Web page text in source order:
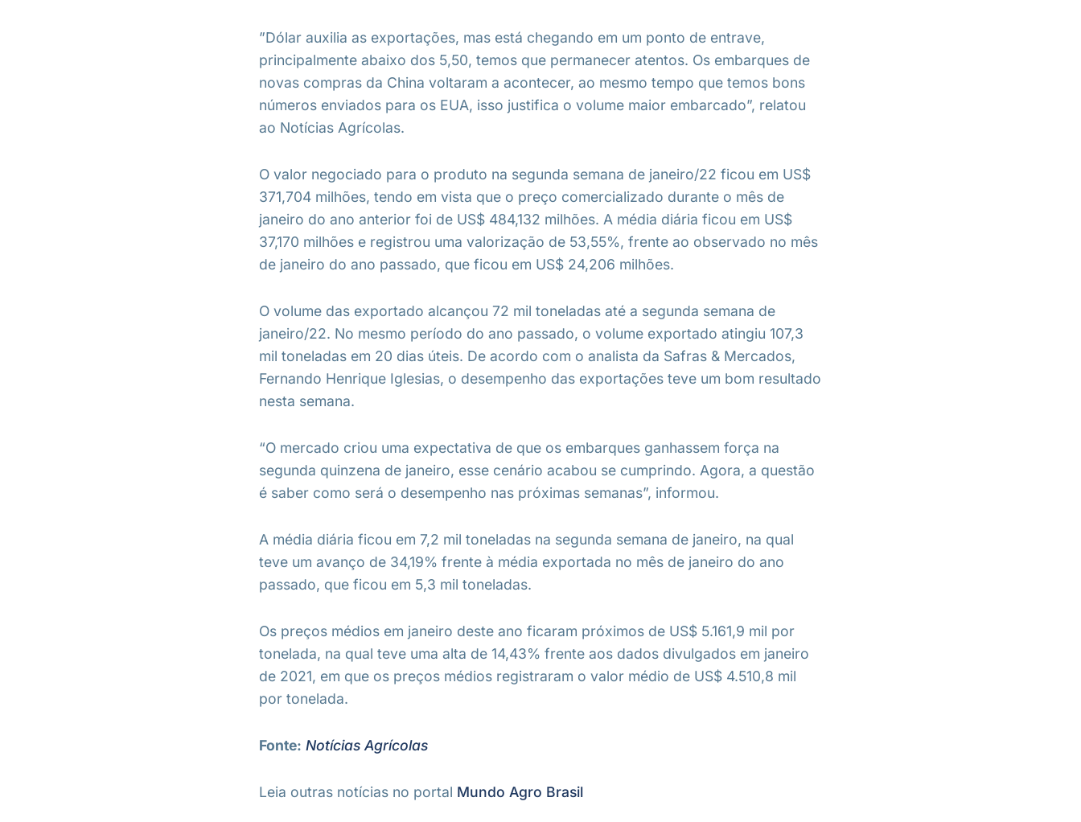
”Dólar auxilia as exportações, mas está chegando em um ponto de entrave,
principalmente abaixo dos 5,50, temos que permanecer atentos. Os embarques de
novas compras da China voltaram a acontecer, ao mesmo tempo que temos bons
números enviados para os EUA, isso justifica o volume maior embarcado”, relatou
ao Notícias Agrícolas.
O valor negociado para o produto na segunda semana de janeiro/22 ficou em US$
371,704 milhões, tendo em vista que o preço comercializado durante o mês de
janeiro do ano anterior foi de US$ 484,132 milhões. A média diária ficou em US$
37,170 milhões e registrou uma valorização de 53,55%, frente ao observado no mês
de janeiro do ano passado, que ficou em US$ 24,206 milhões.
O volume das exportado alcançou 72 mil toneladas até a segunda semana de
janeiro/22. No mesmo período do ano passado, o volume exportado atingiu 107,3
mil toneladas em 20 dias úteis. De acordo com o analista da Safras & Mercados,
Fernando Henrique Iglesias, o desempenho das exportações teve um bom resultado
nesta semana.
“O mercado criou uma expectativa de que os embarques ganhassem força na
segunda quinzena de janeiro, esse cenário acabou se cumprindo. Agora, a questão
é saber como será o desempenho nas próximas semanas”, informou.
A média diária ficou em 7,2 mil toneladas na segunda semana de janeiro, na qual
teve um avanço de 34,19% frente à média exportada no mês de janeiro do ano
passado, que ficou em 5,3 mil toneladas.
Os preços médios em janeiro deste ano ficaram próximos de US$ 5.161,9 mil por
tonelada, na qual teve uma alta de 14,43% frente aos dados divulgados em janeiro
de 2021, em que os preços médios registraram o valor médio de US$ 4.510,8 mil
por tonelada.
Fonte: Notícias Agrícolas
Leia outras notícias no portal Mundo Agro Brasil